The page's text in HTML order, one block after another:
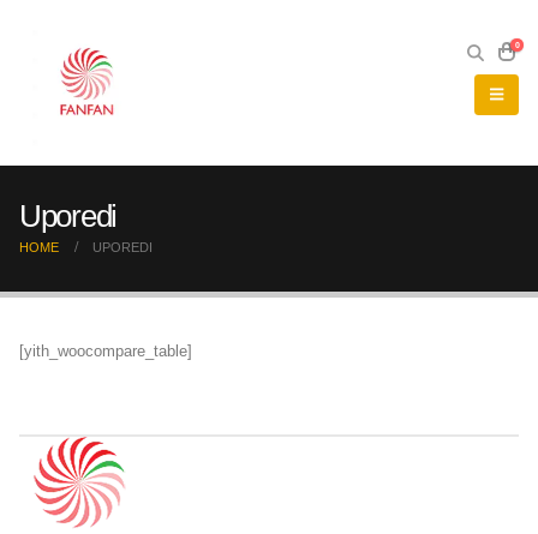
0
Uporedi
HOME UPOREDI
[yith_woocompare_table]